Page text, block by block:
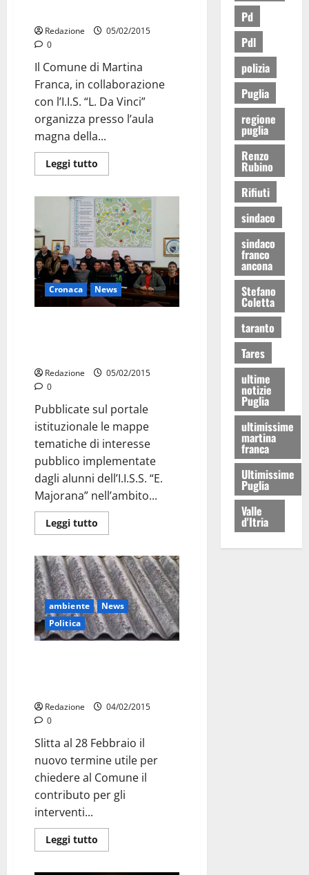
Redazione
05/02/2015
0
Il Comune di Martina
Franca, in collaborazione
con l’I.I.S. “L. Da Vinci”
organizza presso l’aula
magna della...
Leggi tutto
Cronaca News
Redazione
05/02/2015
0
Pubblicate sul portale
istituzionale le mappe
tematiche di interesse
pubblico implementate
dagli alunni dell’I.I.S.S. “E.
Majorana” nell’ambito...
Leggi tutto
ambiente
News
Politica
Redazione
04/02/2015
0
Slitta al 28 Febbraio il
nuovo termine utile per
chiedere al Comune il
contributo per gli
interventi...
Leggi tutto
Pd
Pdl
polizia
Puglia
regione
puglia
Renzo
Rubino
Rifiuti
sindaco
sindaco
franco
ancona
Stefano
Coletta
taranto
Tares
ultime
notizie
Puglia
ultimissime
martina
franca
Ultimissime
Puglia
Valle
d'Itria